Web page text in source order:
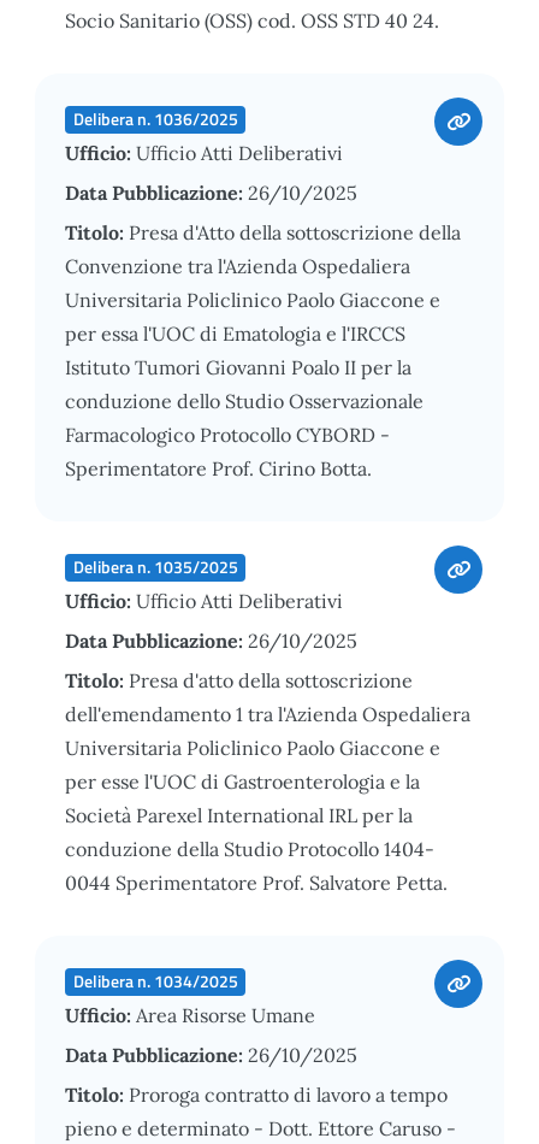
Socio Sanitario (OSS) cod. OSS STD 40 24.
Delibera n. 1036/2025
Ufficio: Ufficio Atti Deliberativi
Data Pubblicazione: 26/10/2025
Titolo: Presa d'Atto della sottoscrizione della
Convenzione tra l'Azienda Ospedaliera
Universitaria Policlinico Paolo Giaccone e
per essa l'UOC di Ematologia e l'IRCCS
Istituto Tumori Giovanni Poalo II per la
conduzione dello Studio Osservazionale
Farmacologico Protocollo CYBORD -
Sperimentatore Prof. Cirino Botta.
Delibera n. 1035/2025
Ufficio: Ufficio Atti Deliberativi
Data Pubblicazione: 26/10/2025
Titolo: Presa d'atto della sottoscrizione
dell'emendamento 1 tra l'Azienda Ospedaliera
Universitaria Policlinico Paolo Giaccone e
per esse l'UOC di Gastroenterologia e la
Società Parexel International IRL per la
conduzione della Studio Protocollo 1404-
0044 Sperimentatore Prof. Salvatore Petta.
Delibera n. 1034/2025
Ufficio: Area Risorse Umane
Data Pubblicazione: 26/10/2025
Titolo: Proroga contratto di lavoro a tempo
pieno e determinato - Dott. Ettore Caruso -